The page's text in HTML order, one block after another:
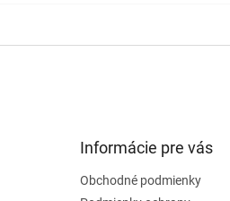
Informácie pre vás
Obchodné podmienky